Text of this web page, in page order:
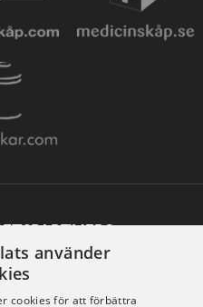
använder
cookies för att förbättra